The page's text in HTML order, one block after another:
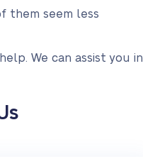
them seem less
We can assist you in